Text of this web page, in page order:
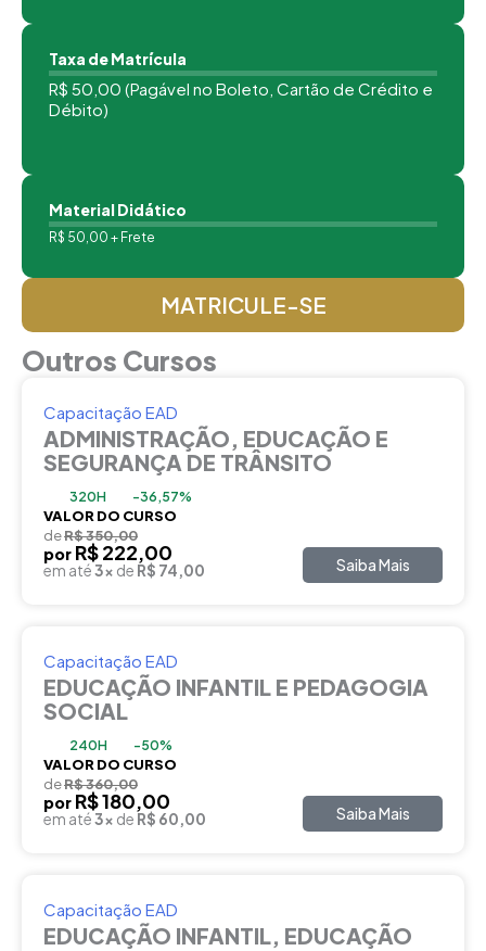
Taxa de Matrícula
R$ 50,00 (Pagável no Boleto, Cartão de Crédito e
Débito)
Material Didático
R$ 50,00 + Frete
MATRICULE-SE
Outros Cursos
Capacitação EAD
ADMINISTRAÇÃO, EDUCAÇÃO E
SEGURANÇA DE TRÂNSITO
320H -36,57%
VALOR DO CURSO
deR$ 350,00
por R$ 222,00
em até3x de R$ 74,00 Saiba Mais
Capacitação EAD
EDUCAÇÃO INFANTIL E PEDAGOGIA
SOCIAL
240H -50%
VALOR DO CURSO
deR$ 360,00
por R$ 180,00
em até3x de R$ 60,00 Saiba Mais
Capacitação EAD
EDUCAÇÃO INFANTIL, EDUCAÇÃO